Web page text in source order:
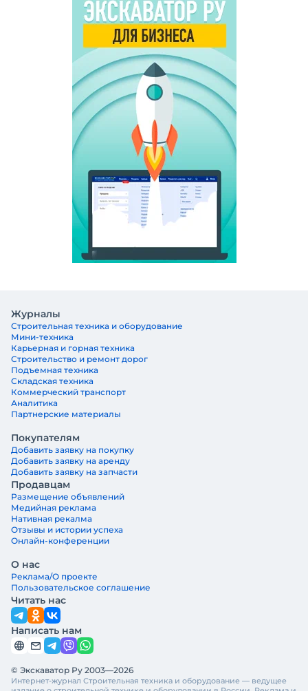
Журналы
Строительная техника и оборудование
Мини-техника
Карьерная и горная техника
Строительство и ремонт дорог
Подъемная техника
Складская техника
Коммерческий транспорт
Аналитика
Партнерские материалы
Покупателям
Добавить заявку на покупку
Добавить заявку на аренду
Добавить заявку на запчасти
Продавцам
Размещение объявлений
Медийная реклама
Нативная рекалма
Отзывы и истории успеха
Онлайн-конференции
О нас
Реклама/О проекте
Пользовательское соглашение
Читать нас
Написать нам
© Экскаватор Ру 2003—2026
Интернет-журнал Строительная техника и оборудование — ведущее